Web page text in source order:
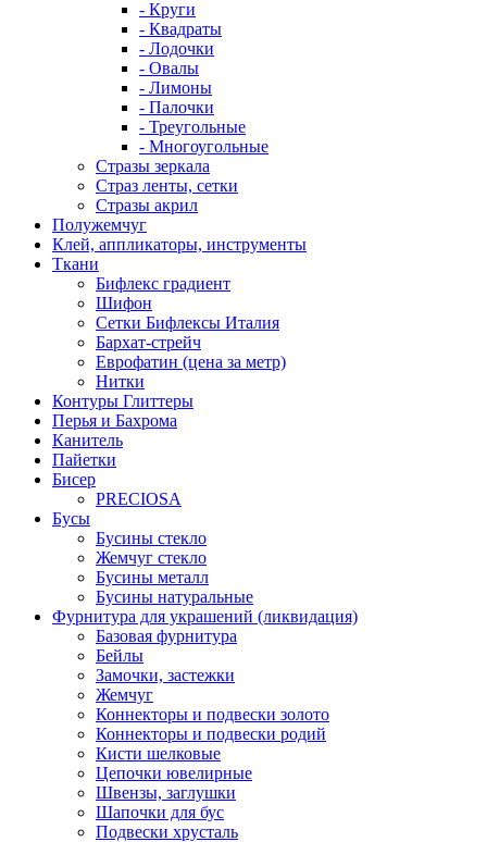
- Круги
- Квадраты
- Лодочки
- Овалы
- Лимоны
- Палочки
- Треугольные
- Многоугольные
Стразы зеркала
Страз ленты, сетки
Стразы акрил
Полужемчуг
Клей, аппликаторы, инструменты
Ткани
Бифлекс градиент
Шифон
Сетки Бифлексы Италия
Бархат-стрейч
Еврофатин (цена за метр)
Нитки
Контуры Глиттеры
Перья и Бахрома
Канитель
Пайетки
Бисер
PRECIOSA
Бусы
Бусины стекло
Жемчуг стекло
Бусины металл
Бусины натуральные
Фурнитура для украшений (ликвидация)
Базовая фурнитура
Бейлы
Замочки, застежки
Жемчуг
Коннекторы и подвески золото
Коннекторы и подвески родий
Кисти шелковые
Цепочки ювелирные
Швензы, заглушки
Шапочки для бус
Подвески хрусталь